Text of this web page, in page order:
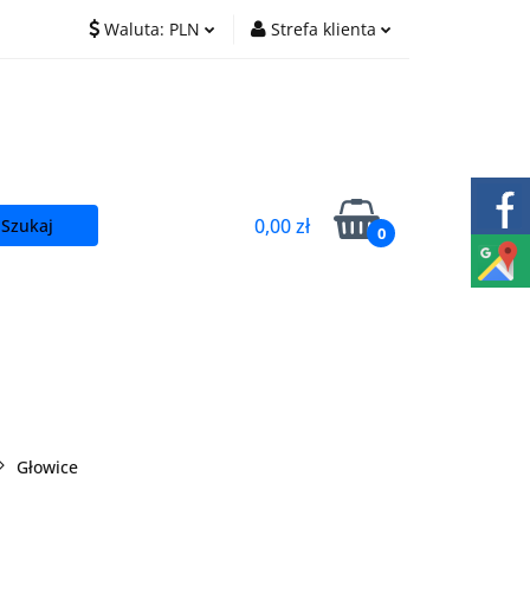
Waluta: PLN Strefa klienta
0,00 zł 0
Praca
Głowice